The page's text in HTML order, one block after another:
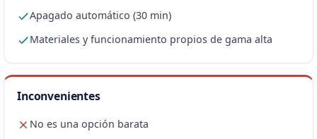
Apagado automático (30 min)
Materiales y funcionamiento propios de gama alta
Inconvenientes
No es una opción barata